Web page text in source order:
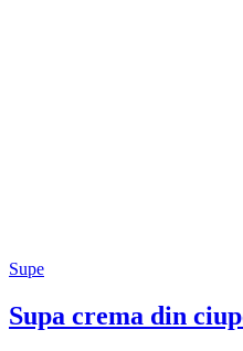
Supe
Supa crema din